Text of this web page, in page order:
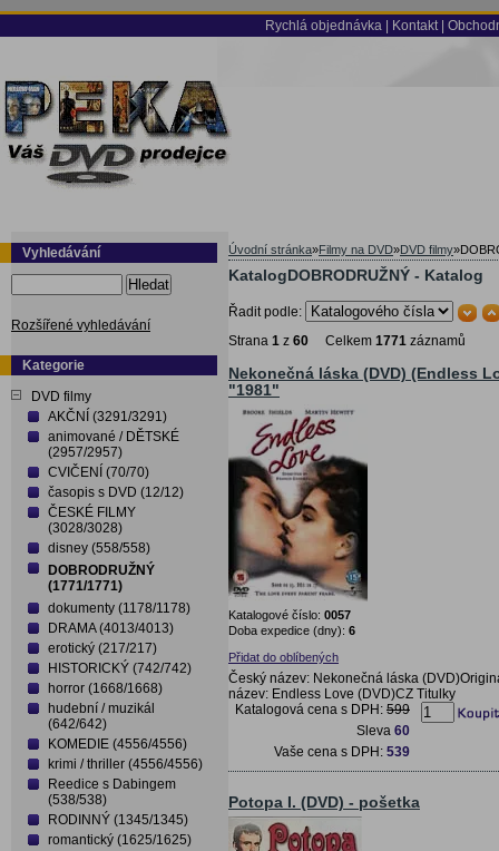
Rychlá objednávka Kontakt
Vyhledávání
Hledat
Rozšířené vyhledávání
Kategorie
DVD filmy
AKČNÍ (3291/3291)
animované / DĚTSKÉ
(2957/2957)
CVIČENÍ (70/70)
časopis s DVD (12/12)
ČESKÉ FILMY
(3028/3028)
disney (558/558)
DOBRODRUŽNÝ
(1771/1771)
dokumenty (1178/1178)
DRAMA (4013/4013)
erotický (217/217)
HISTORICKÝ (742/742)
horror (1668/1668)
hudební / muzikál
(642/642)
KOMEDIE (4556/4556)
krimi / thriller (4556/4556)
Reedice s Dabingem
(538/538)
RODINNÝ (1345/1345)
romantický (1625/1625)
Úvodní stránka»Filmy na DVD»DVD filmy»
KatalogDOBRODRUŽNÝ - Katalog
Řadit podle:
Strana 1 z 60 Celkem 1771 záznamů
Nekonečná láska (DVD) (Endless
"1981"
Katalogové číslo: 0057
Doba expedice (dny): 6
Přidat do oblíbených
Český název: Nekonečná láska
název: Endless Love (DVD)CZ Titulky
Katalogová cena s DPH: 599
Sleva 60
Vaše cena s DPH: 539
Potopa I. (DVD) - pošetka